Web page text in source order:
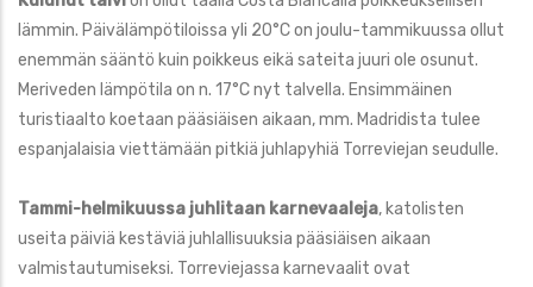
lämmin. Päivälämpötiloissa yli 20°C on joulu-tammikuussa ollut
enemmän sääntö kuin poikkeus eikä sateita juuri ole osunut.
Meriveden lämpötila on n. 17°C nyt talvella. Ensimmäinen
turistiaalto koetaan pääsiäisen aikaan, mm. Madridista tulee
espanjalaisia viettämään pitkiä juhlapyhiä Torreviejan seudulle.
Tammi-helmikuussa juhlitaan karnevaaleja, katolisten
useita päiviä kestäviä juhlallisuuksia pääsiäisen aikaan
valmistautumiseksi. Torreviejassa karnevaalit ovat